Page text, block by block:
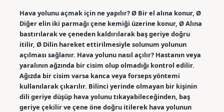
Hava yolunu açmak için ne yapılır? Ø Bir el alına konur, Ø
Diğer elin iki parmağı çene kemiği üzerine konur, Ø Alına
bastırılarak ve çeneden kaldırılarak baş geriye doğru
itilir, Ø Dilin hareket ettirilmesiyle solunum yolunun
açılması sağlanır. Hava yolunu nasıl açılır? Hastanın veya
yaralının ağzında bir cisim olup olmadığı kontrol edilir.
Ağızda bir cisim varsa kanca veya forseps yöntemi
kullanılarak çıkarılır. Bilinci yerinde olmayan bir kişinin
dili geriye düşüp hava yolunu tıkayabileceğinden, baş
geriye çekilir ve çene öne doğru itilerek hava yolunun